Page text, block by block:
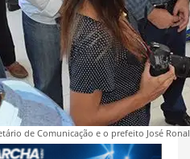
de Comunicação e o prefeito José